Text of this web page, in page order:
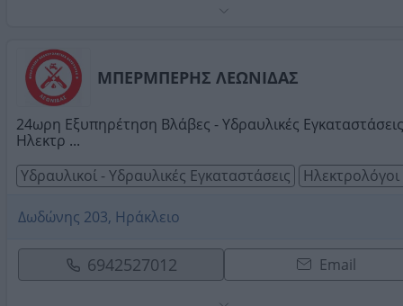
ΜΠΕΡΜΠΕΡΗΣ ΛΕΩΝΙΔΑΣ
24ωρη Εξυπηρέτηση Βλάβες - Υδραυλικές
Ηλεκτρ ...
Υδραυλικοί - Υδραυλικές Εγκαταστάσεις
Ηλεκτρολόγοι
Δωδώνης 203, Ηράκλειο
6942527012 Email